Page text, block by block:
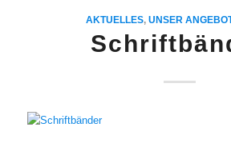
AKTUELLES, UNSER